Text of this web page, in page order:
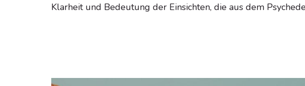
Klarheit und Bedeutung der Einsichten, die aus dem